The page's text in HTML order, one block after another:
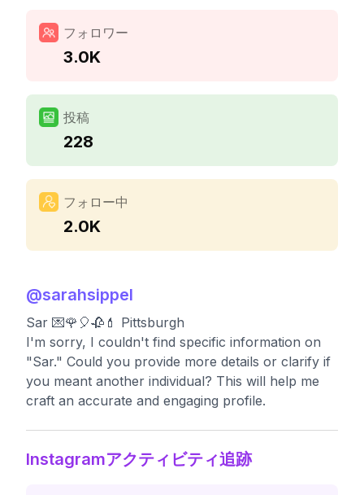
フォロワー
3.0K
投稿
228
フォロー中
2.0K
@sarahsippel
Sar 💌🌹🎈🥀💄 Pittsburgh
I'm sorry, I couldn't find specific information on
"Sar." Could you provide more details or clarify if
you meant another individual? This will help me
craft an accurate and engaging profile.
Instagramアクティビティ追跡